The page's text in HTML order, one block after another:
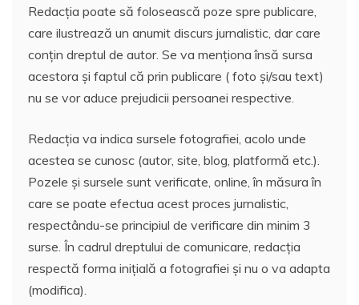
Redacția poate să folosească poze spre publicare,
care ilustrează un anumit discurs jurnalistic, dar care
conțin dreptul de autor. Se va menționa însă sursa
acestora și faptul că prin publicare ( foto și/sau text)
nu se vor aduce prejudicii persoanei respective.
Redacția va indica sursele fotografiei, acolo unde
acestea se cunosc (autor, site, blog, platformă etc.).
Pozele și sursele sunt verificate, online, în măsura în
care se poate efectua acest proces jurnalistic,
respectându-se principiul de verificare din minim 3
surse. În cadrul dreptului de comunicare, redacția
respectă forma inițială a fotografiei și nu o va adapta
(modifica).